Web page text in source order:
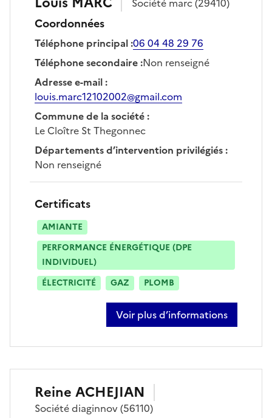
Coordonnées
Téléphone principal:06 04 48 29 76
Téléphone secondaire:Non renseigné
Adresse e-mail:
louis.marc12102002@gmail.com
Commune de la société:
Le Cloître St Thegonnec
Départements d’intervention privilégiés:
Non renseigné
Certificats
AMIANTE
PERFORMANCE ÉNERGÉTIQUE (DPE
INDIVIDUEL)
ÉLECTRICITÉ
GAZ PLOMB
Voir plus d’informations
sur louis marc
Reine ACHEJIAN
Sociétédiaginnov(56110)